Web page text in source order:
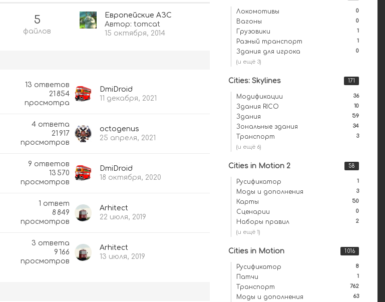
5
файлов
Европейские АЗС
Автор: tomcat
15 октября, 2014
13 ответов
21 854
просмотра
DmiDroid
11 декабря, 2021
4 ответа
21 917
просмотров
octogenus
25 апреля, 2021
9 ответов
13 570
просмотров
DmiDroid
18 октября, 2020
1 ответ
8 849
просмотров
Arhitect
22 июля, 2019
3 ответа
9 166
просмотров
Arhitect
13 июля, 2019
0
Локомотивы
0
Вагоны
1
Грузовики
1
Разный транспорт
0
Здания для игрока
(и ещё 3)
171
Cities: Skylines
36
Модификации
10
Здания RICO
59
Здания
34
Зональные здания
3
Транспорт
(и ещё 6)
58
Cities in Motion 2
1
Русификатор
3
Моды и дополнения
50
Карты
0
Сценарии
2
Наборы правил
(и ещё 1)
1 016
Cities in Motion
8
Русификатор
1
Патчи
762
Транспорт
63
Моды и дополнения